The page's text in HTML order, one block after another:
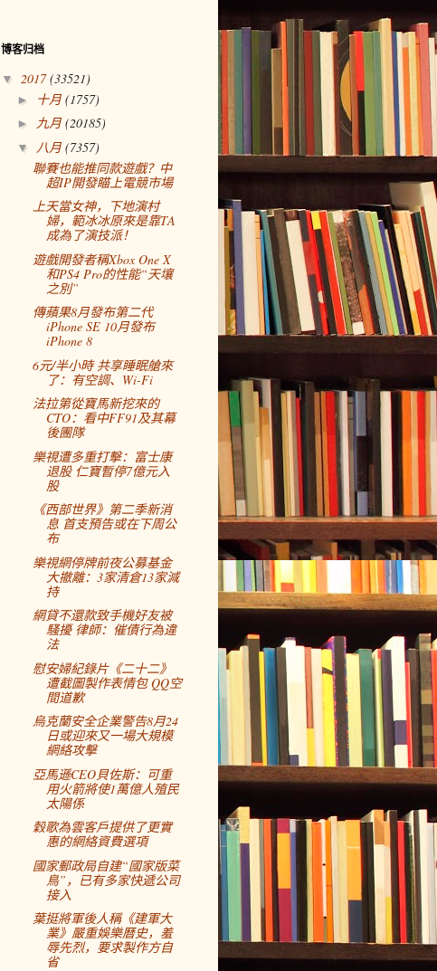
博客归档
▼ 2017(33521)
► 十月(1757)
► 九月(20185)
▼ 八月(7357)
聯賽也能推同款遊戲？中
超IP開發瞄上電競市場
上天當女神，下地演村
婦，範冰冰原來是靠TA
成為了演技派！
遊戲開發者稱Xbox One X
和PS4 Pro的性能“天壤
之別”
傳蘋果8月發布第二代
iPhone SE 10月發布
iPhone 8
6元/半小時 共享睡眠艙來
了：有空調、Wi-Fi
法拉第從寶馬新挖來的
CTO：看中FF91及其幕
後團隊
樂視遭多重打擊：富士康
退股 仁寶暫停7億元入
股
《西部世界》第二季新消
息 首支預告或在下周公
布
樂視網停牌前夜公募基金
大撤離：3家清倉13家減
持
網貸不還款致手機好友被
騷擾 律師：催債行為違
法
慰安婦紀錄片《二十二》
遭截圖製作表情包 QQ空
間道歉
烏克蘭安全企業警告8月24
日或迎來又一場大規模
網絡攻擊
亞馬遜CEO貝佐斯：可重
用火箭將使1萬億人殖民
太陽係
穀歌為雲客戶提供了更實
惠的網絡資費選項
國家郵政局自建“國家版菜
鳥”，已有多家快遞公司
接入
葉挺將軍後人稱《建軍大
業》嚴重娛樂曆史，羞
辱先烈，要求製作方自
省